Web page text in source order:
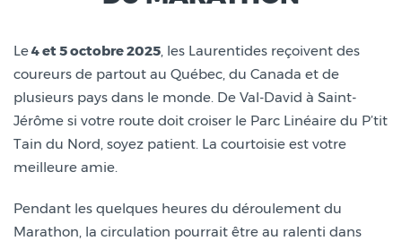
Le4 et 5 octobre 2025, les Laurentides reçoivent des
coureurs de partout au Québec, du Canada et de
plusieurs pays dans le monde. De Val-David à Saint-
Jérôme si votre route doit croiser le Parc Linéaire du P’tit
Tain du Nord, soyez patient. La courtoisie est votre
meilleure amie.
Pendant les quelques heures du déroulement du
Marathon, la circulation pourrait être au ralenti dans